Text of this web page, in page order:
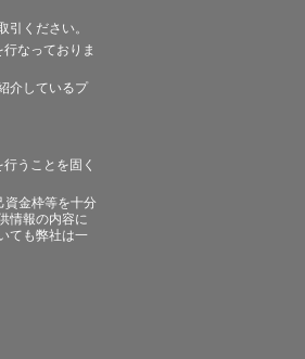
ください。
なっておりま
介しているプ
うことを固く
資金枠等を十分
情報の内容に
ても弊社は一